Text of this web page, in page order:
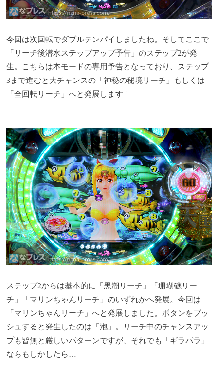
今回は次回転でダブルテンパイしましたね。そしてここで
「リーチ後潜水ステップアップ予告」のステップ2が発
生。こちらは本モードの専用予告となっており、ステップ
3まで進むと大チャンスの「神秘の秘境リーチ」もしくは
「全回転リーチ」へと発展します！
ステップ2からは基本的に「黒潮リーチ」「珊瑚礁リー
チ」「マリンちゃんリーチ」のいずれかへ発展。今回は
「マリンちゃんリーチ」へと発展しました。ボタンをプッ
シュすると発生したのは「泡」。リーチ中のチャンスアッ
プも皆無と厳しいパターンですが、それでも「ギラパラ」
ならもしかしたら…